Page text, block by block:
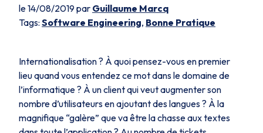
le 14/08/2019 par Guillaume Marcq
Tags: Software Engineering, Bonne Pratique
Internationalisation ? À quoi pensez-vous en premier
lieu quand vous entendez ce mot dans le domaine de
l’informatique ? À un client qui veut augmenter son
nombre d’utilisateurs en ajoutant des langues ? À la
magnifique “galère” que va être la chasse aux textes